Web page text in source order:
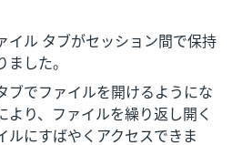
イル タブがセッション間で保持
した。
ブでファイルを開けるようにな
より、ファイルを繰り返し開く
ルにすばやくアクセスできま